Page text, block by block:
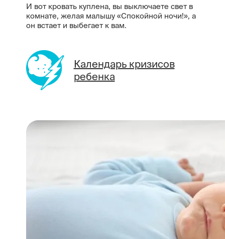
И вот кровать куплена, вы выключаете свет в
комнате, желая малышу «Спокойной ночи!», а
он встает и выбегает к вам.
Календарь кризисов
ребенка